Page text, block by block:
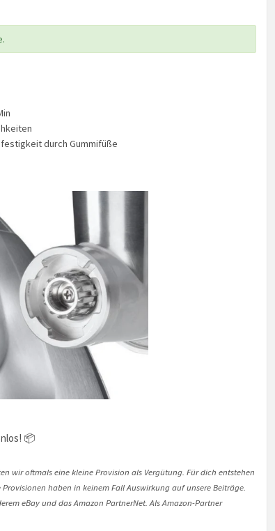
durch Gummifüße
📦
wir oftmals eine kleine Provision als Vergütung. Für dich entstehen
haben in keinem Fall Auswirkung auf unsere Beiträge.
eBay und das Amazon PartnerNet. Als Amazon-Partner